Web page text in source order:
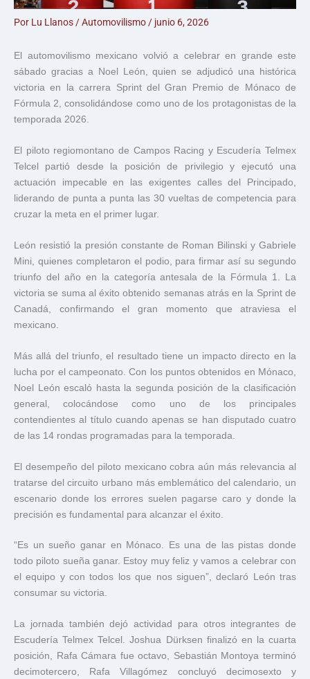
Por Lu Llanos /Automovilismo / junio 6, 2026
El automovilismo mexicano volvió a celebrar en grande este
sábado gracias a Noel León, quien se adjudicó una histórica
victoria en la carrera Sprint del Gran Premio de Mónaco de
Fórmula 2, consolidándose como uno de los protagonistas de la
temporada 2026.
El piloto regiomontano de Campos Racing y Escudería Telmex
Telcel partió desde la posición de privilegio y ejecutó una
actuación impecable en las exigentes calles del Principado,
liderando de punta a punta las 30 vueltas de competencia para
cruzar la meta en el primer lugar.
León resistió la presión constante de Roman Bilinski y Gabriele
Mini, quienes completaron el podio, para firmar así su segundo
triunfo del año en la categoría antesala de la Fórmula 1. La
victoria se suma al éxito obtenido semanas atrás en la Sprint de
Canadá, confirmando el gran momento que atraviesa el
mexicano.
Más allá del triunfo, el resultado tiene un impacto directo en la
lucha por el campeonato. Con los puntos obtenidos en Mónaco,
Noel León escaló hasta la segunda posición de la clasificación
general, colocándose como uno de los principales
contendientes al título cuando apenas se han disputado cuatro
de las 14 rondas programadas para la temporada.
El desempeño del piloto mexicano cobra aún más relevancia al
tratarse del circuito urbano más emblemático del calendario, un
escenario donde los errores suelen pagarse caro y donde la
precisión es fundamental para alcanzar el éxito.
“Es un sueño ganar en Mónaco. Es una de las pistas donde
todo piloto sueña ganar. Estoy muy feliz y vamos a celebrar con
el equipo y con todos los que nos siguen”, declaró León tras
consumar su victoria.
La jornada también dejó actividad para otros integrantes de
Escudería Telmex Telcel. Joshua Dürksen finalizó en la cuarta
posición, Rafa Cámara fue octavo, Sebastián Montoya terminó
decimotercero, Rafa Villagómez concluyó decimosexto y